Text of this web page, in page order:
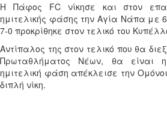
Η Πάφος FC νίκησε και στον
ημιτελικής φάσης την Αγία Νάπα με
7-0 προκρίθηκε στον τελικό του
Αντίπαλος της στον τελικό που θα
Πρωταθλήματος Νέων, θα είναι
ημιτελική φάση απέκλεισε την
διπλή νίκη.